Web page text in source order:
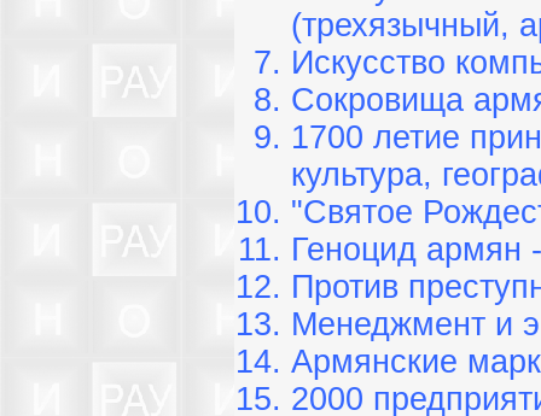
(трехязычный,
Искусство
Сокровища
1700 летие
культура,
"Святое
Геноцид армян
Против
Менеджмент и
Армянские
2000